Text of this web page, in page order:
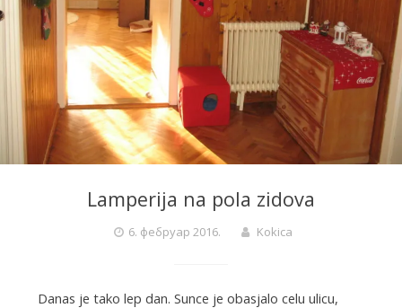
Lamperija na pola zidova
6. фебруар 2016. Kokica
Danas je tako lep dan. Sunce je obasjalo celu ulicu,